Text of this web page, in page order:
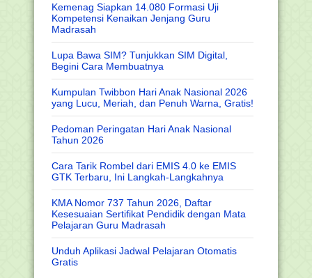
Kemenag Siapkan 14.080 Formasi Uji
Kompetensi Kenaikan Jenjang Guru
Madrasah
Lupa Bawa SIM? Tunjukkan SIM Digital,
Begini Cara Membuatnya
Kumpulan Twibbon Hari Anak Nasional 2026
yang Lucu, Meriah, dan Penuh Warna, Gratis!
Pedoman Peringatan Hari Anak Nasional
Tahun 2026
Cara Tarik Rombel dari EMIS 4.0 ke EMIS
GTK Terbaru, Ini Langkah-Langkahnya
KMA Nomor 737 Tahun 2026, Daftar
Kesesuaian Sertifikat Pendidik dengan Mata
Pelajaran Guru Madrasah
Unduh Aplikasi Jadwal Pelajaran Otomatis
Gratis